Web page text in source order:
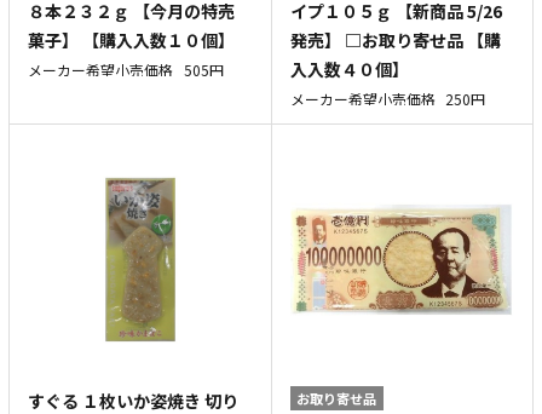
８本２３２ｇ 【今月の特売
菓子】 【購入入数１０個】
メーカー希望小売価格 505円
イプ１０５ｇ 【新商品 5/26
発売】 □お取り寄せ品 【購
入入数４０個】
メーカー希望小売価格 250円
すぐる １枚いか姿焼き 切り
お取り寄せ品